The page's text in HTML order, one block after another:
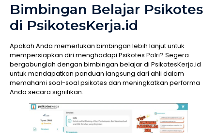
Bimbingan Belajar Psikotes
di PsikotesKerja.id
Apakah Anda memerlukan bimbingan lebih lanjut untuk
mempersiapkan diri menghadapi Psikotes Polri? Segera
bergabunglah dengan bimbingan belajar di PsikotesKerja.id
untuk mendapatkan panduan langsung dari ahli dalam
memahami soal-soal psikotes dan meningkatkan performa
Anda secara signifikan.